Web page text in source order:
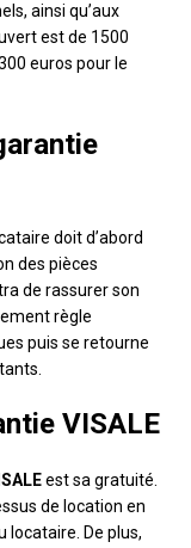
ainsi qu’aux
est de 1500
euros pour le
doit d’abord
des pièces
de rassurer son
règle
puis se retourne
VISALE
est sa gratuité.
de location en
locataire. De plus,